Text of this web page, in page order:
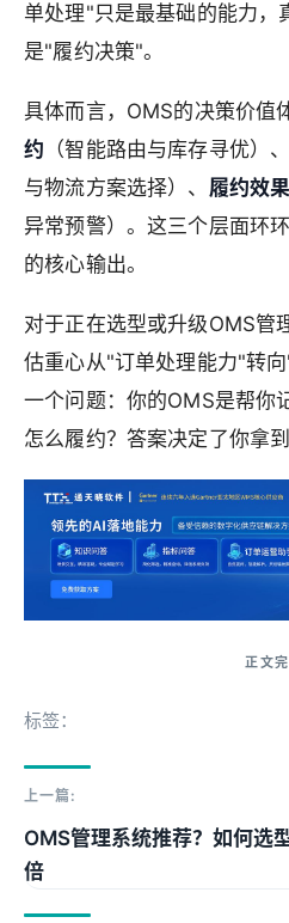
单处理"只是最基础的能力，
是"履约决策"。
具体而言，OMS的决策价值
约 （智能路由与库存寻优）、
与物流方案选择）、 履约效
异常预警）。这三个层面环
的核心输出。
对于正在选型或升级OMS管
估重心从"订单处理能力"转
一个问题：你的OMS是帮你
怎么履约？答案决定了你拿
标签：
上一篇:
OMS管理系统推荐？如何选
倍